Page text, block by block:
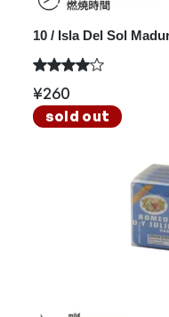
10 / Isla Del Sol
¥260
sold out